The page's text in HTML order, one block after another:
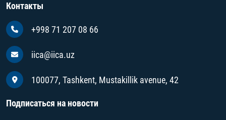
Контакты
+998 71 207 08 66
iica@iica.uz
100077, Tashkent, Mustakillik avenue, 42
Подписаться на новости